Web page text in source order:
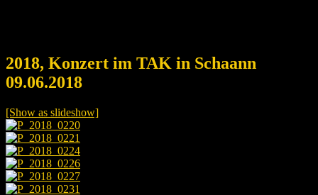
2018, Konzert im TAK in Schaann
09.06.2018
[Show as slideshow]